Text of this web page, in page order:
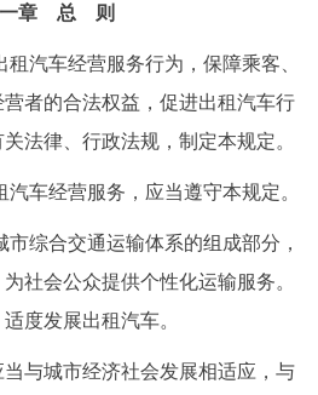
章 总 则
汽车经营服务行为，保障乘客、
者的合法权益，促进出租汽车行
法律、行政法规，制定本规定。
车经营服务，应当遵守本规定。
综合交通运输体系的组成部分，
社会公众提供个性化运输服务。
度发展出租汽车。
城市经济社会发展相适应，与